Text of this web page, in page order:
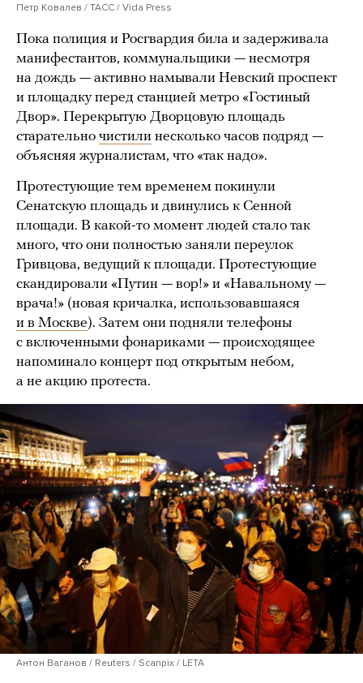
Петр Ковалев / ТАСС / Vida Press
Пока полиция и Росгвардия била и задерживала
манифестантов, коммунальщики — несмотря
на дождь — активно намывали Невский проспект
и площадку перед станцией метро «Гостиный
Двор». Перекрытую Дворцовую площадь
старательно чистили несколько часов подряд —
объясняя журналистам, что «так надо».
Протестующие тем временем покинули
Сенатскую площадь и двинулись к Сенной
площади. В какой-то момент людей стало так
много, что они полностью заняли переулок
Гривцова, ведущий к площади. Протестующие
скандировали «Путин — вор!» и «Навальному —
врача!» (новая кричалка, использовавшаяся
и в Москве). Затем они подняли телефоны
с включенными фонариками — происходящее
напоминало концерт под открытым небом,
а не акцию протеста.
Антон Ваганов / Reuters / Scanpix / LETA